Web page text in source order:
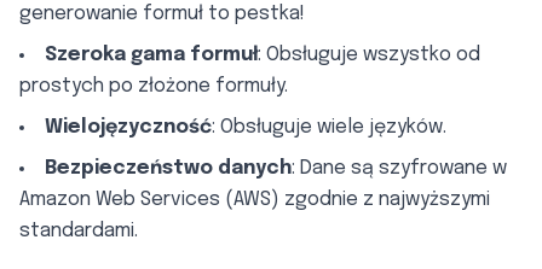
generowanie formuł to pestka!
Szeroka gama formuł: Obsługuje wszystko od
prostych po złożone formuły.
Wielojęzyczność: Obsługuje wiele języków.
Bezpieczeństwo danych: Dane są szyfrowane w
Amazon Web Services (AWS) zgodnie z najwyższymi
standardami.